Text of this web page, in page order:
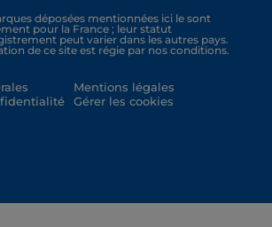
déposées mentionnées ici le sont
pour la France ; leur statut
peut varier dans les autres pays.
de ce site est régie par nos conditions.
Mentions légales
Gérer les cookies